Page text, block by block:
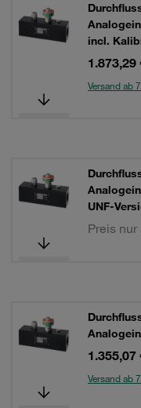
incl.
1.873,29
Versand ab
UNF-
Preis
1.355,07
Versand ab